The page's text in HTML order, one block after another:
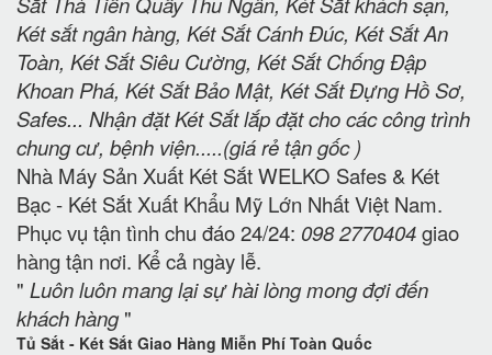
Két sắt ngân hàng, Két Sắt Cánh Đúc, Két Sắt An
Toàn, Két Sắt Siêu Cường, Két Sắt Chống Đập
Khoan Phá, Két Sắt Bảo Mật, Két Sắt Đựng Hồ Sơ,
Safes... Nhận đặt Két Sắt lắp đặt cho các công trình
chung cư, bệnh viện.....(giá rẻ tận gốc )
Nhà Máy Sản Xuất Két Sắt WELKO Safes & Két
Bạc - Két Sắt Xuất Khẩu Mỹ Lớn Nhất Việt Nam.
Phục vụ tận tình chu đáo 24/24: 098 2770404giao
hàng tận nơi. Kể cả ngày lễ.
" Luôn luôn mang lại sự hài lòng mong đợi đến
khách hàng"
Tủ Sắt - Két Sắt Giao Hàng Miễn Phí Toàn Quốc